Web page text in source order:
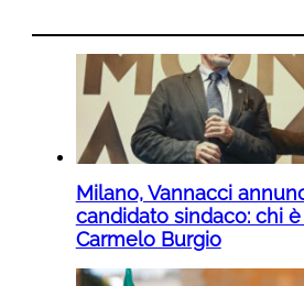
Milano, Vannacci
candidato sindaco: chi
Carmelo Burgio